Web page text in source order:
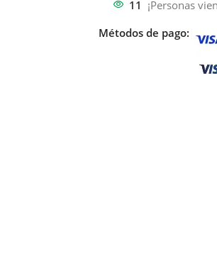
11 ¡Personas
Métodos de pago: